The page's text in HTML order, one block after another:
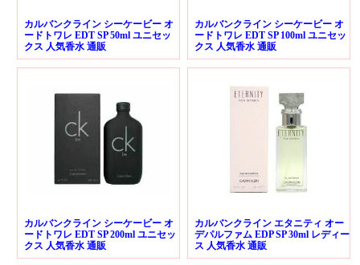
カルバンクライン シーケービー オ
ードトワレ EDT SP 50ml ユニセッ
クス 人気香水 通販
カルバンクライン シーケービー オ
ードトワレ EDT SP 100ml ユニセッ
クス 人気香水 通販
カルバンクライン シーケービー オ
ードトワレ EDT SP 200ml ユニセッ
クス 人気香水 通販
カルバンクライン エタニティ オー
デパルファム EDP SP 30ml レディー
ス 人気香水 通販